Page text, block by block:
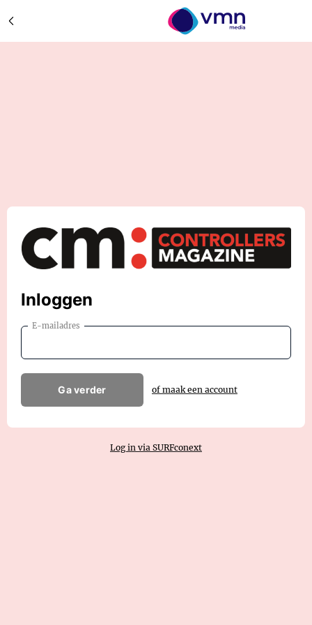
Inloggen
E-mailadres
Ga verder of maak een account
Log in via SURFconext